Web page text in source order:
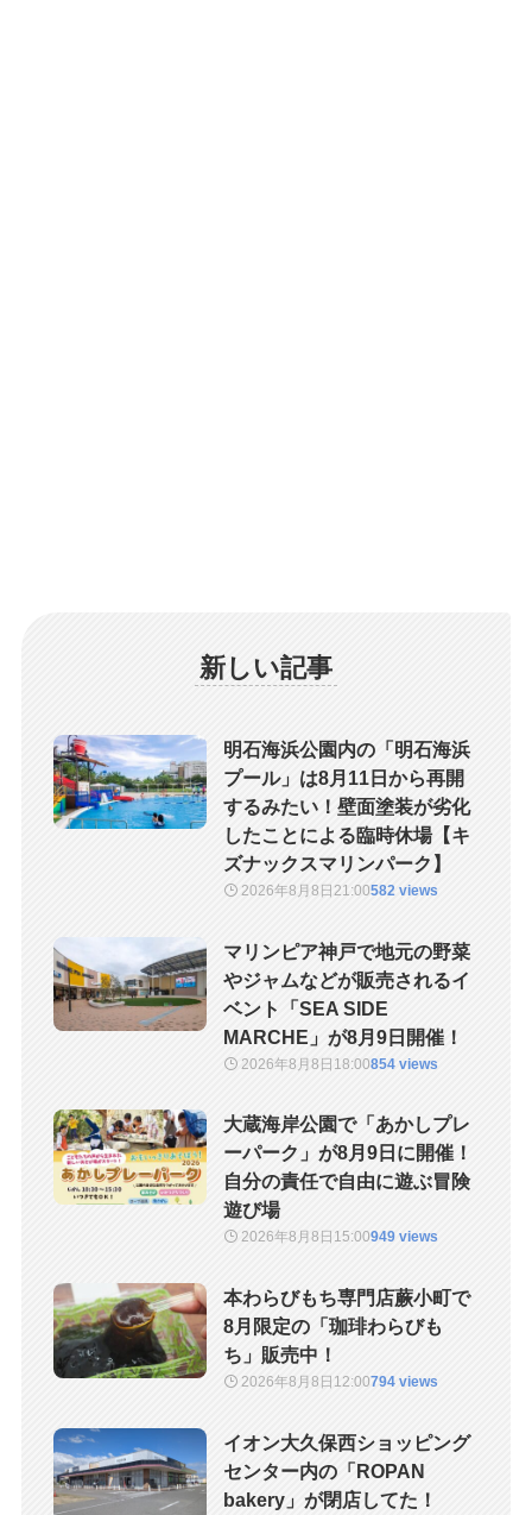
新しい記事
明石海浜公園内の「明石海浜
プール」は8月11日から再開
するみたい！壁面塗装が劣化
したことによる臨時休場【キ
ズナックスマリンパーク】
2026年8月8日 21:00582 views
マリンピア神戸で地元の野菜
やジャムなどが販売されるイ
ベント「SEA SIDE
MARCHE」が8月9日開催！
2026年8月8日 18:00854 views
大蔵海岸公園で「あかしプレ
ーパーク」が8月9日に開催！
自分の責任で自由に遊ぶ冒険
遊び場
2026年8月8日 15:00949 views
本わらびもち専門店蕨小町で
8月限定の「珈琲わらびも
ち」販売中！
2026年8月8日 12:00794 views
イオン大久保西ショッピング
センター内の「ROPAN
bakery」が閉店してた！